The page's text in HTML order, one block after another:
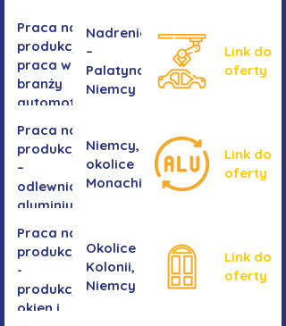
Praca na
produkcji -
praca w
branży
automotive
Nadrenia
–
Palatynat,
Niemcy
Link do
oferty
Praca na
produkcji
–
odlewnia
aluminium
Niemcy,
okolice
Monachium
Link do
oferty
Praca na
produkcji
-
produkcja
okien i
Okolice
Kolonii,
Niemcy
Link do
oferty